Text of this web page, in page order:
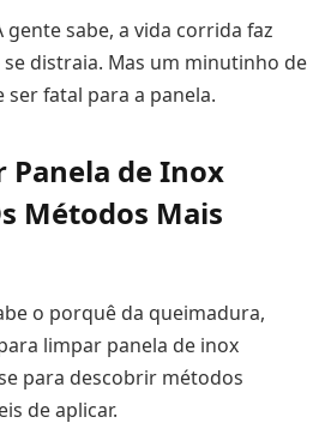
gente sabe, a vida corrida faz
distraia. Mas um minutinho de
ser fatal para a panela.
Panela de Inox
Métodos Mais
o porquê da queimadura,
limpar panela de inox
para descobrir métodos
de aplicar.